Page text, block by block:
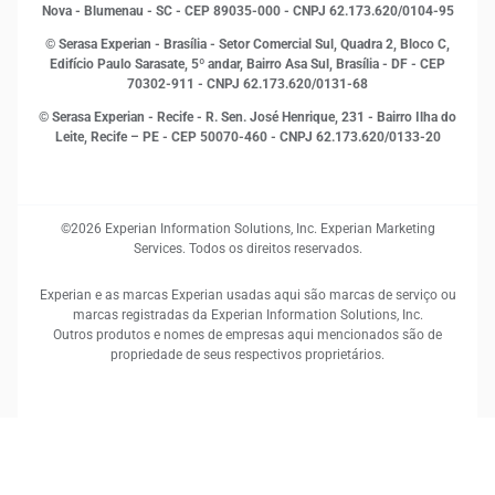
Proteção de Dados
Sustentabilidade Corporativa
Nova - Blumenau - SC - CEP 89035-000 - CNPJ 62.173.620/0104-95
© Serasa Experian - Brasília - Setor Comercial Sul, Quadra 2, Bloco C,
Edifício Paulo Sarasate, 5º andar, Bairro Asa Sul, Brasília - DF - CEP
70302-911 - CNPJ 62.173.620/0131-68
© Serasa Experian - Recife - R. Sen. José Henrique, 231 - Bairro Ilha do
Leite, Recife – PE - CEP 50070-460 - CNPJ 62.173.620/0133-20
©2026 Experian Information Solutions, Inc. Experian Marketing
Services. Todos os direitos reservados.
Experian e as marcas Experian usadas aqui são marcas de serviço ou
marcas registradas da Experian Information Solutions, Inc.
Outros produtos e nomes de empresas aqui mencionados são de
propriedade de seus respectivos proprietários.